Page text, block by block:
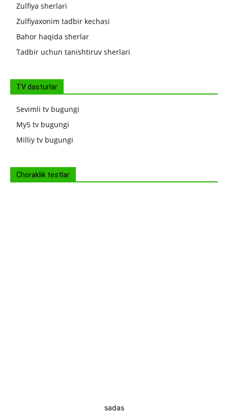
Zulfiya sherlari
Zulfiyaxonim tadbir kechasi
Bahor haqida sherlar
Tadbir uchun tanishtiruv sherlari
TV dasturlar
Sevimli tv bugungi
My5 tv bugungi
Milliy tv bugungi
Choraklik testlar
sadas